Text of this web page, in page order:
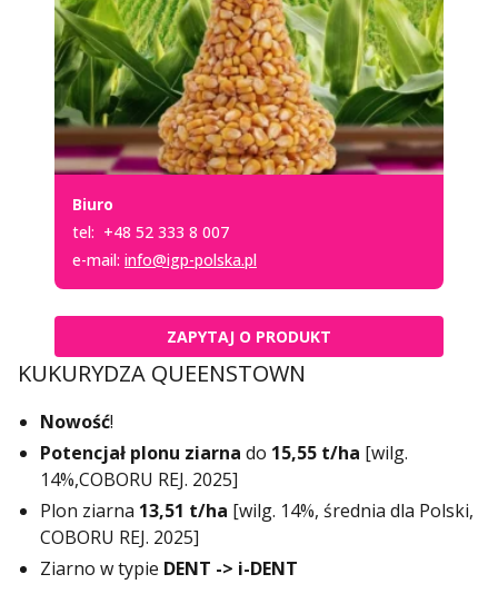
KUKURYDZA QUEENSTOWN
Nowość!
Potencjał plonu ziarna do 15,55 t/ha [wilg.
14%,COBORU REJ. 2025]
Plon ziarna 13,51 t/ha [wilg. 14%, średnia dla Polski,
COBORU REJ. 2025]
Ziarno w typie DENT -> i-DENT
Biuro
tel: +48 52 333 8 007
e-mail: info@igp-polska.pl
ZAPYTAJ O PRODUKT